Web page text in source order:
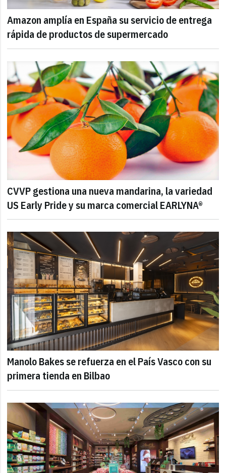
Amazon amplía en España su servicio de entrega
rápida de productos de supermercado
CVVP gestiona una nueva mandarina, la variedad
US Early Pride y su marca comercial EARLYNA®
Manolo Bakes se refuerza en el País Vasco con su
primera tienda en Bilbao